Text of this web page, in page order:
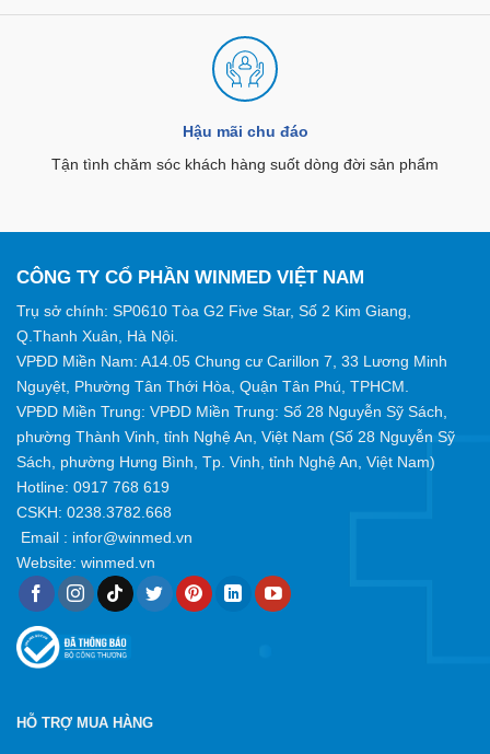
Hậu mãi chu đáo
Tận tình chăm sóc khách hàng suốt dòng đời sản phẩm
CÔNG TY CỔ PHẦN WINMED VIỆT NAM
Trụ sở chính: SP0610 Tòa G2 Five Star, Số 2 Kim Giang,
Q.Thanh Xuân, Hà Nội.
VPĐD Miền Nam: A14.05 Chung cư Carillon 7, 33 Lương Minh
Nguyệt, Phường Tân Thới Hòa, Quận Tân Phú, TPHCM.
VPĐD Miền Trung: VPĐD Miền Trung: Số 28 Nguyễn Sỹ Sách,
phường Thành Vinh, tỉnh Nghệ An, Việt Nam (Số 28 Nguyễn Sỹ
Sách, phường Hưng Bình, Tp. Vinh, tỉnh Nghệ An, Việt Nam)
Hotline: 0917 768 619
CSKH: 0238.3782.668
Email : infor@winmed.vn
Website: winmed.vn
HỖ TRỢ MUA HÀNG